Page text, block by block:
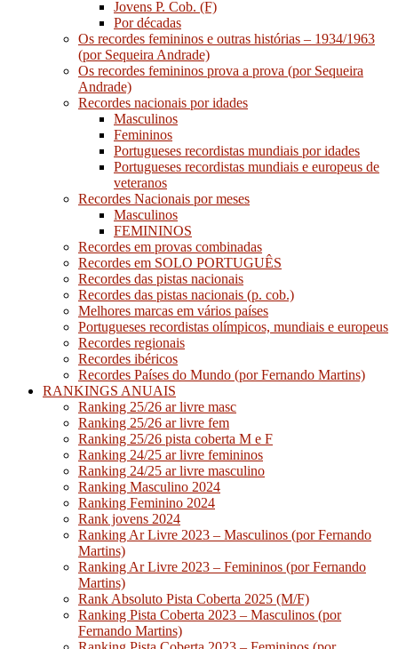
Jovens P. Cob. (F)
Por décadas
Os recordes femininos e outras histórias – 1934/1963
(por Sequeira Andrade)
Os recordes femininos prova a prova (por Sequeira
Andrade)
Recordes nacionais por idades
Masculinos
Femininos
Portugueses recordistas mundiais por idades
Portugueses recordistas mundiais e europeus de
veteranos
Recordes Nacionais por meses
Masculinos
FEMININOS
Recordes em provas combinadas
Recordes em SOLO PORTUGUÊS
Recordes das pistas nacionais
Recordes das pistas nacionais (p. cob.)
Melhores marcas em vários países
Portugueses recordistas olímpicos, mundiais e europeus
Recordes regionais
Recordes ibéricos
Recordes Países do Mundo (por Fernando Martins)
RANKINGS ANUAIS
Ranking 25/26 ar livre masc
Ranking 25/26 ar livre fem
Ranking 25/26 pista coberta M e F
Ranking 24/25 ar livre femininos
Ranking 24/25 ar livre masculino
Ranking Masculino 2024
Ranking Feminino 2024
Rank jovens 2024
Ranking Ar Livre 2023 – Masculinos (por Fernando
Martins)
Ranking Ar Livre 2023 – Femininos (por Fernando
Martins)
Rank Absoluto Pista Coberta 2025 (M/F)
Ranking Pista Coberta 2023 – Masculinos (por
Fernando Martins)